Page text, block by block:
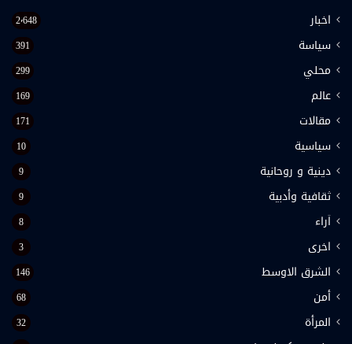
اخبار 2٬648
سياسة 391
محلي 299
عالم 169
مقالات 171
سياسية 10
دينية و روحانية 9
ثقافية وأدبية 9
اَراء 8
اخرى 3
الشرق الاوسط 146
أمن 68
المرأة 32